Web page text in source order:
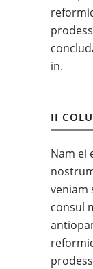
in.
II
Nam ei
veniam
consul